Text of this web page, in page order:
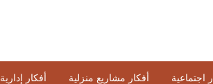
اجتماعية أفكار مشاريع منزلية أفكار إدارية